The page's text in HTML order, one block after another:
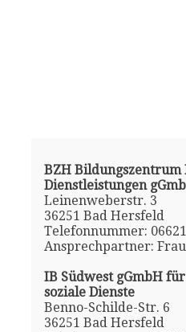
BZH Bildungszentrum
Dienstleistungen
Leinenweberstr. 3
36251 Bad Hersfeld
Telefonnummer:
Ansprechpartner:
IB Südwest gGmbH
soziale Dienste
Benno-Schilde-Str. 6
36251 Bad Hersfeld